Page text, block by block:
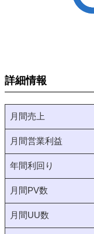
詳細情報
月間売上
月間営業利益
年間利回り
月間PV数
月間UU数